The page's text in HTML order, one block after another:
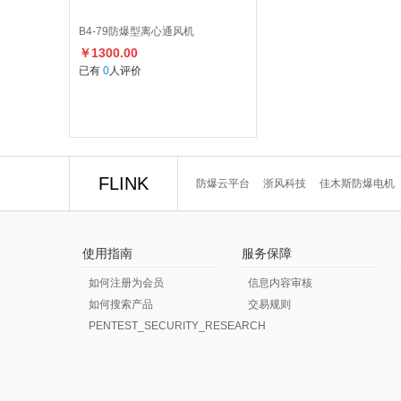
B4-79防爆型离心通风机
￥1300.00
已有 0人评价
FLINK 防爆云平台 浙风科技 佳木斯防爆电机
使用指南
如何注册为会员
如何搜索产品
PENTEST_SECURITY_RESEARCH
服务保障
信息内容审核
交易规则